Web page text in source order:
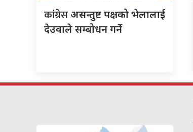
कांग्रेसअसन्तुष्ट पक्षको भेलालाई
देउवाले सम्बोधन गर्ने